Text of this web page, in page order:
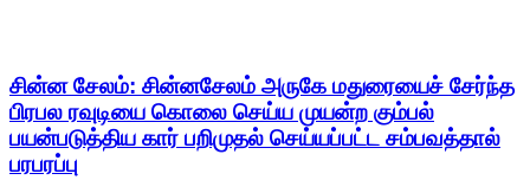
சின்ன சேலம்: சின்னசேலம் அருகே மதுரையைச் சேர்ந்த
பிரபல ரவுடியை கொலை செய்ய முயன்ற கும்பல்
பயன்படுத்திய கார் பறிமுதல் செய்யப்பட்ட சம்பவத்தால்
பரபரப்பு